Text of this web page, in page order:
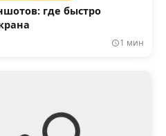
где быстро
1 мин